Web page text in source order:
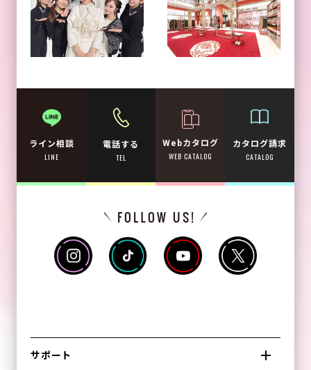
ライン相談
LINE
電話する
TEL
Webカタログ
WEB CATALOG
カタログ請求
CATALOG
サポート